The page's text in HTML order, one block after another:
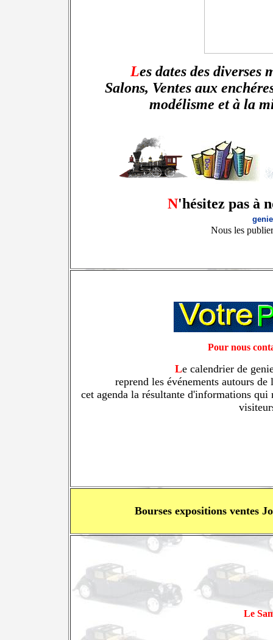
Les dates des diverses
Salons, Ventes aux
modélisme et à la
N'hésitez pas à
Nous les
Pour nous
Le calendrier de
reprend les événements autours
cet agenda la résultante d'informations
Bourses expositions ventes
Le